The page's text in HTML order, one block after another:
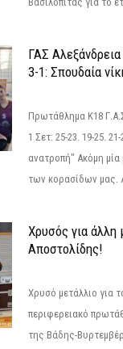
ΓΑΣ
3-1: Σπουδαία
Πρωτάθλημα Κ18
1 Σετ: 25-23. 19-25.
ανατροπή" Ακόμη μία
των κορασίδων μας.
Χρυσός για άλλη
Αποστολίδης!
Χρυσό μετάλλιο για
περιφερειακό
της Βάδης-